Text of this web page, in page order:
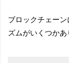
ブロックチェー
ズムがいくつかあ